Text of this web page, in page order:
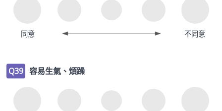
同意 不同意
Q39 容易生氣、煩躁